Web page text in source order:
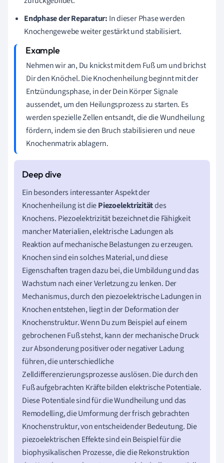
Endphase der Reparatur: In dieser Phase werden
Knochengewebe weiter gestärkt und stabilisiert.
Nehmen wir an, Du knickst mit dem Fuß um und brichst
Dir den Knöchel. Die Knochenheilung beginnt mit der
Entzündungsphase, in der Dein Körper Signale
aussendet, um den Heilungsprozess zu starten. Es
werden spezielle Zellen entsandt, die die Wundheilung
fördern, indem sie den Bruch stabilisieren und neue
Knochenmatrix ablagern.
Ein besonders interessanter Aspekt der
Knochenheilung ist diePiezoelektrizitätdes
Knochens. Piezoelektrizität bezeichnet die Fähigkeit
mancher Materialien, elektrische Ladungen als
Reaktion auf mechanische Belastungen zu erzeugen.
Knochen sind ein solches Material, und diese
Eigenschaften tragen dazu bei, die Umbildung und das
Wachstum nach einer Verletzung zu lenken. Der
Mechanismus, durch den piezoelektrische Ladungen in
Knochen entstehen, liegt in der Deformation der
Knochenstruktur. Wenn Du zum Beispiel auf einem
gebrochenen Fuß stehst, kann der mechanische Druck
zur Absonderung positiver oder negativer Ladung
führen, die unterschiedliche
Zelldifferenzierungsprozesse auslösen. Die durch den
Fuß aufgebrachten Kräfte bilden elektrische Potentiale.
Diese Potentiale sind für die Wundheilung und das
Remodelling, die Umformung der frisch gebrachten
Knochenstruktur, von entscheidender Bedeutung. Die
piezoelektrischen Effekte sind ein Beispiel für die
biophysikalischen Prozesse, die die Rekonstruktion